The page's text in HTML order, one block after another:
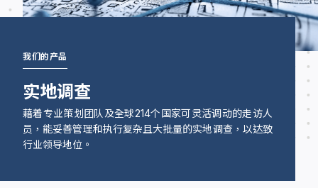
我们的产品
实地调查
藉着专业策划团队及全球214个国家可灵活调动的走访人
员，能妥善管理和执行复杂且大批量的实地调查，以达致
行业领导地位。